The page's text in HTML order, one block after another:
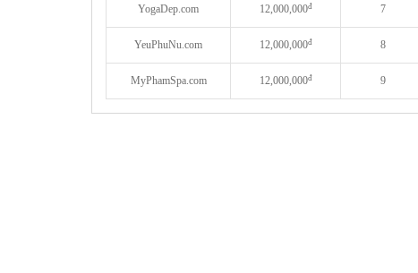
YogaDep.com 12,000,000đ 7
YeuPhuNu.com 12,000,000đ 8
MyPhamSpa.com 12,000,000đ 9